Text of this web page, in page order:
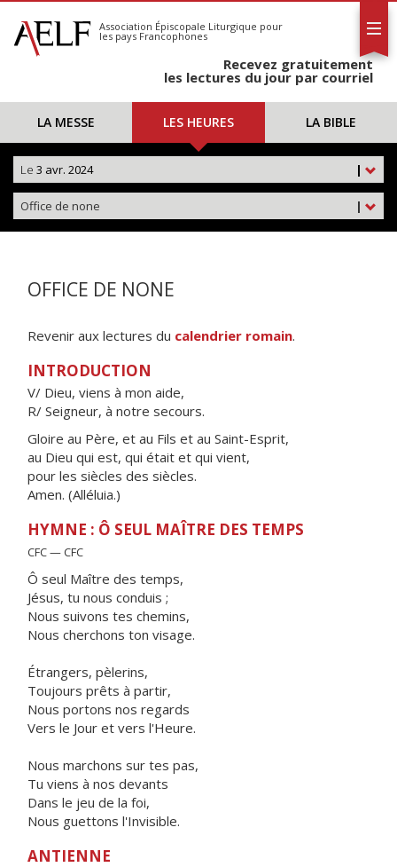
S'abonner
Calendrier
Association Épiscopale Liturgique pour
les pays Francophones
Recevez gratuitement
les lectures du jour par courriel
LA MESSE LES HEURES LA BIBLE
|
Le 3 avr. 2024
|
Office de none
OFFICE DE NONE
Revenir aux lectures du calendrier romain.
INTRODUCTION
V/ Dieu, viens à mon aide,
R/ Seigneur, à notre secours.
Gloire au Père, et au Fils et au Saint-Esprit,
au Dieu qui est, qui était et qui vient,
pour les siècles des siècles.
Amen. (Alléluia.)
HYMNE : Ô SEUL MAÎTRE DES TEMPS
CFC — CFC
Ô seul Maître des temps,
Jésus, tu nous conduis ;
Nous suivons tes chemins,
Nous cherchons ton visage.
Étrangers, pèlerins,
Toujours prêts à partir,
Nous portons nos regards
Vers le Jour et vers l'Heure.
Nous marchons sur tes pas,
Tu viens à nos devants
Dans le jeu de la foi,
Nous guettons l'Invisible.
ANTIENNE